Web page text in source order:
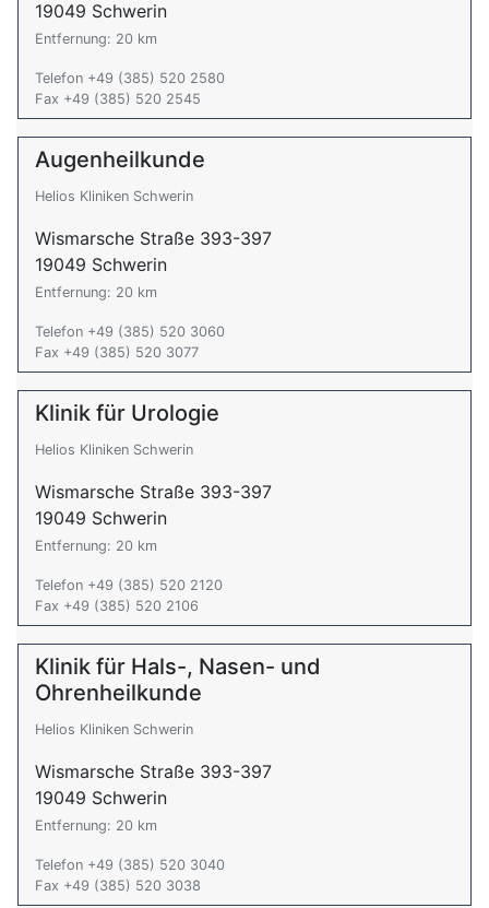
19049 Schwerin
Entfernung: 20 km
Telefon +49 (385) 520 2580
Fax +49 (385) 520 2545
Augenheilkunde
Helios Kliniken Schwerin
Wismarsche Straße 393-397
19049 Schwerin
Entfernung: 20 km
Telefon +49 (385) 520 3060
Fax +49 (385) 520 3077
Klinik für Urologie
Helios Kliniken Schwerin
Wismarsche Straße 393-397
19049 Schwerin
Entfernung: 20 km
Telefon +49 (385) 520 2120
Fax +49 (385) 520 2106
Klinik für Hals-, Nasen- und
Ohrenheilkunde
Helios Kliniken Schwerin
Wismarsche Straße 393-397
19049 Schwerin
Entfernung: 20 km
Telefon +49 (385) 520 3040
Fax +49 (385) 520 3038